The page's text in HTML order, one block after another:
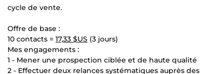
cycle de vente.
Offre de base :
10 contacts = 17,33 $US (3 jours)
Mes engagements :
1 - Mener une prospection ciblée et de haute qualité
2 - Effectuer deux relances systématiques auprès des